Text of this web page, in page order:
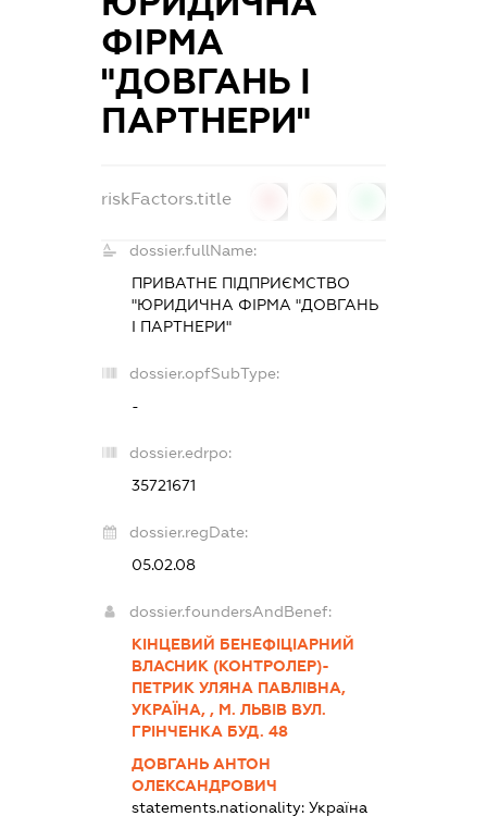
ФІРМА
"ДОВГАНЬ І
ПАРТНЕРИ"
riskFactors.title
dossier.fullName:
ПРИВАТНЕ ПІДПРИЄМСТВО
"ЮРИДИЧНА ФІРМА "ДОВГАНЬ
І ПАРТНЕРИ"
dossier.opfSubType:
-
dossier.edrpo:
35721671
dossier.regDate:
05.02.08
dossier.foundersAndBenef:
КІНЦЕВИЙ БЕНЕФІЦІАРНИЙ
ВЛАСНИК (КОНТРОЛЕР)-
ПЕТРИК УЛЯНА ПАВЛІВНА,
УКРАЇНА, , М. ЛЬВІВ ВУЛ.
ГРІНЧЕНКА БУД. 48
ДОВГАНЬ АНТОН
ОЛЕКСАНДРОВИЧ
statements.nationality: Україна